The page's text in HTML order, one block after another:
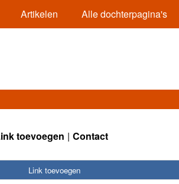
Artikelen Alle dochterpagina's
toevoegen Contact
Link toevoegen